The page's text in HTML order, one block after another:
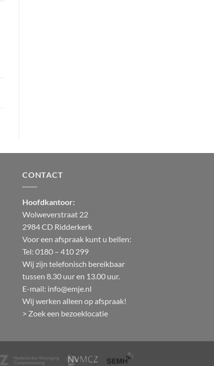
CONTACT
Hoofdkantoor:
Wolweverstraat 22
2984 CD Ridderkerk
Voor een afspraak kunt u bellen:
Tel: 0180 – 410 299
Wij zijn telefonisch bereikbaar
tussen 8.30 uur en 13.00 uur.
E-mail: info@emje.nl
Wij werken alleen op afspraak!
> Zoek een bezoeklocatie